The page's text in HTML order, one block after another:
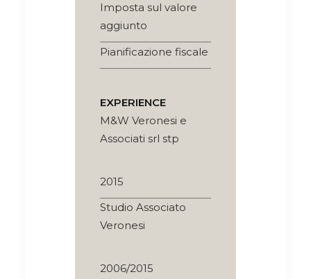
Imposta sul valore
aggiunto
Pianificazione fiscale
EXPERIENCE
M&W Veronesi e
Associati srl stp
2015
Studio Associato
Veronesi
2006/2015